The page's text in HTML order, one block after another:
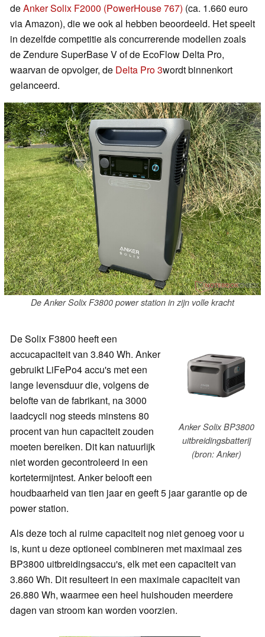
deAnker Solix F2000 (PowerHouse 767) (ca. 1.660 euro
via Amazon), die we ook al hebben beoordeeld. Het speelt
in dezelfde competitie als concurrerende modellen zoals
de Zendure SuperBase V of de EcoFlow Delta Pro,
waarvan de opvolger, de Delta Pro 3wordt binnenkort
gelanceerd.
De Anker Solix F3800 power station in zijn volle kracht
Anker Solix BP3800
uitbreidingsbatterij
(bron: Anker)
De Solix F3800 heeft een
accucapaciteit van 3.840 Wh. Anker
gebruikt LiFePo4 accu's met een
lange levensduur die, volgens de
belofte van de fabrikant, na 3000
laadcycli nog steeds minstens 80
procent van hun capaciteit zouden
moeten bereiken. Dit kan natuurlijk
niet worden gecontroleerd in een
kortetermijntest. Anker belooft een
houdbaarheid van tien jaar en geeft 5 jaar garantie op de
power station.
Als deze toch al ruime capaciteit nog niet genoeg voor u
is, kunt u deze optioneel combineren met maximaal zes
BP3800 uitbreidingsaccu's, elk met een capaciteit van
3.860 Wh. Dit resulteert in een maximale capaciteit van
26.880 Wh, waarmee een heel huishouden meerdere
dagen van stroom kan worden voorzien.